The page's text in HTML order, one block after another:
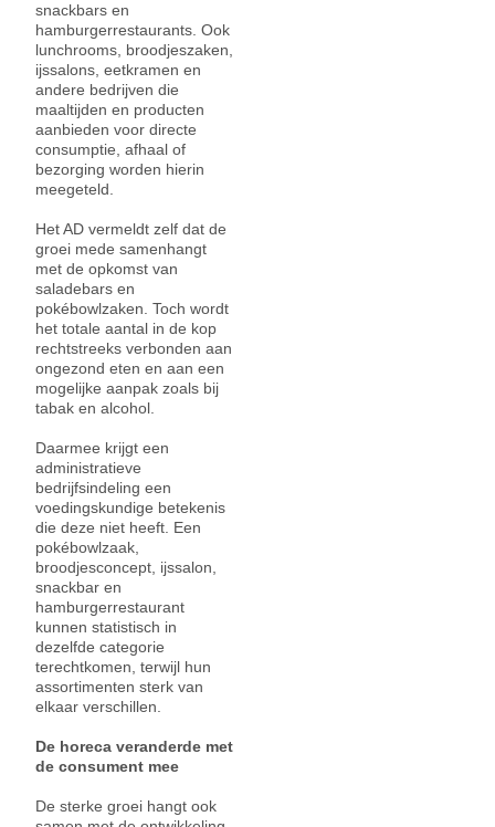
snackbars en
hamburgerrestaurants. Ook
lunchrooms, broodjeszaken,
ijssalons, eetkramen en
andere bedrijven die
maaltijden en producten
aanbieden voor directe
consumptie, afhaal of
bezorging worden hierin
meegeteld.
Het AD vermeldt zelf dat de
groei mede samenhangt
met de opkomst van
saladebars en
pokébowlzaken. Toch wordt
het totale aantal in de kop
rechtstreeks verbonden aan
ongezond eten en aan een
mogelijke aanpak zoals bij
tabak en alcohol.
Daarmee krijgt een
administratieve
bedrijfsindeling een
voedingskundige betekenis
die deze niet heeft. Een
pokébowlzaak,
broodjesconcept, ijssalon,
snackbar en
hamburgerrestaurant
kunnen statistisch in
dezelfde categorie
terechtkomen, terwijl hun
assortimenten sterk van
elkaar verschillen.
De horeca veranderde met
de consument mee
De sterke groei hangt ook